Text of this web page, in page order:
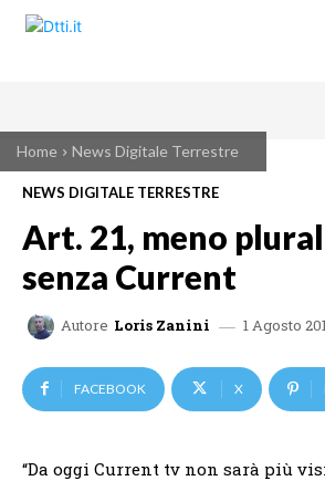
Home News Digitale Terrestre
NEWS DIGITALE TERRESTRE
Art. 21, meno
senza Current
Autore Loris Zanini 1 Agosto
FACEBOOK X
“Da oggi Current tv non sarà più